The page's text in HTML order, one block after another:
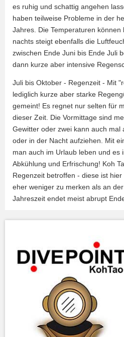
es ruhig und schattig angehen
haben teilweise Probleme in der
Jahres. Die Temperaturen können
nachts steigt ebenfalls die
zwischen Ende Juni bis Ende Juli
dann kurze aber intensive
Juli bis Oktober - Regenzeit - Mit
lediglich kurze aber starke
gemeint! Es regnet nur selten für
dieser Zeit. Die Vormittage sind
Gewitter oder zwei kann auch mal
oder in der Nacht aufziehen. Mit
man auch im Urlaub leben und es
Abkühlung und Erfrischung! Koh
Regenzeit betroffen - diese ist
eher weniger zu merken als an
Jahreszeit endet meist abrupt